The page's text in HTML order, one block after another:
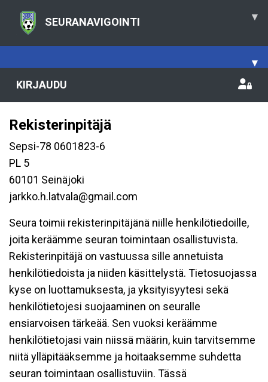
SEURANAVIGOINTI ▾
▾
KIRJAUDU
Rekisterinpitäjä
Sepsi-78 0601823-6
PL 5
60101 Seinäjoki
jarkko.h.latvala@gmail.com
Seura toimii rekisterinpitäjänä niille henkilötiedoille,
joita keräämme seuran toimintaan osallistuvista.
Rekisterinpitäjä on vastuussa sille annetuista
henkilötiedoista ja niiden käsittelystä. Tietosuojassa
kyse on luottamuksesta, ja yksityisyytesi sekä
henkilötietojesi suojaaminen on seuralle
ensiarvoisen tärkeää. Sen vuoksi keräämme
henkilötietojasi vain niissä määrin, kuin tarvitsemme
niitä ylläpitääksemme ja hoitaaksemme suhdetta
seuran toimintaan osallistuviin. Tässä